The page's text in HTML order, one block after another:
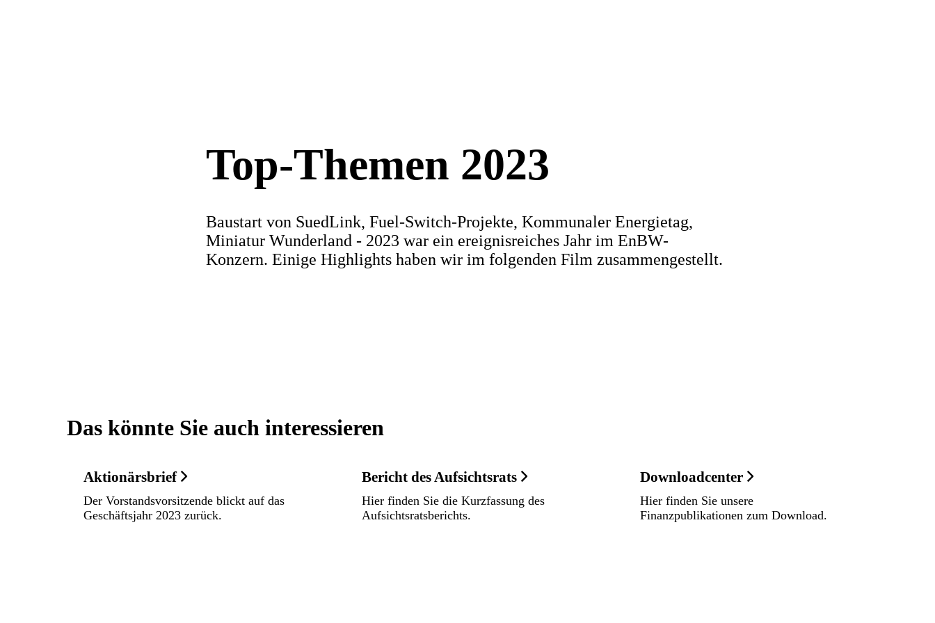
Top-Themen 2023
Baustart von SuedLink, Fuel-Switch-Projekte, Kommunaler Energietag,
Miniatur Wunderland - 2023 war ein ereignisreiches Jahr im EnBW-
Konzern. Einige Highlights haben wir im folgenden Film zusammengestellt.
Das könnte Sie auch interessieren
Aktionärsbrief
Der Vorstandsvorsitzende blickt auf das
Geschäftsjahr 2023 zurück.
Bericht des Aufsichtsrats
Hier finden Sie die Kurzfassung des
Aufsichtsrats­berichts.
Downloadcenter
Hier finden Sie unsere
Finanzpublikationen zum Download.